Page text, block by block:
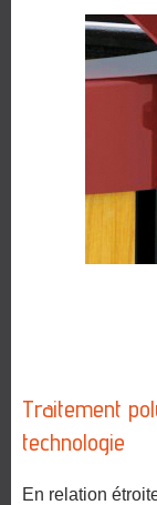
Traitement
technologie
En relation